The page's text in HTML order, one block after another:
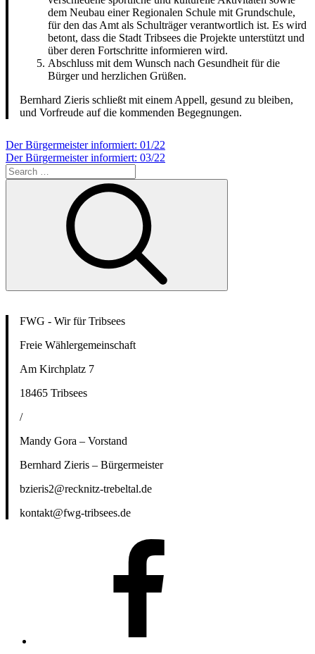
dem Neubau einer Regionalen Schule mit Grundschule,
für den das Amt als Schulträger verantwortlich ist. Es wird
betont, dass die Stadt Tribsees die Projekte unterstützt und
über deren Fortschritte informieren wird.
Abschluss mit dem Wunsch nach Gesundheit für die
Bürger und herzlichen Grüßen.
Bernhard Zieris schließt mit einem Appell, gesund zu bleiben,
und Vorfreude auf die kommenden Begegnungen.
Beitragsnavigation
Der Bürgermeister informiert: 01/22
Der Bürgermeister informiert: 03/22
Search
for:
FWG - Wir für Tribsees
Freie Wählergemeinschaft
Am Kirchplatz 7
18465 Tribsees
/
Mandy Gora – Vorstand
Bernhard Zieris – Bürgermeister
bzieris2@recknitz-trebeltal.de
kontakt@fwg-tribsees.de